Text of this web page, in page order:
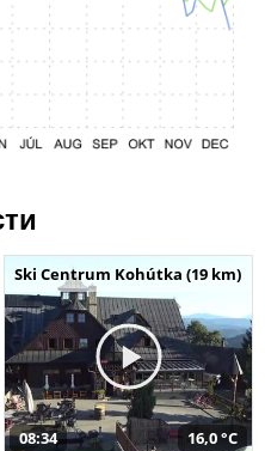
Ski Centrum Kohútka (19 km)
08:34 16,0 °C